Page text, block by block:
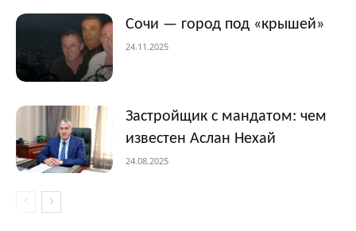
Сочи — город под «крышей»
24.11.2025
Застройщик с мандатом: чем
известен Аслан Нехай
24.08.2025